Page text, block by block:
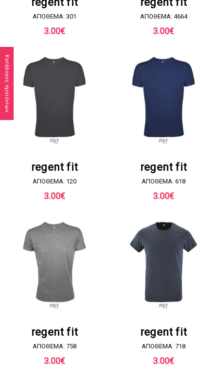
Κατάλογος προϊόντων
ΑΠΟΘΕΜΑ: 301
3.00€
ΑΠΟΘΕΜΑ: 4664
3.00€
regent fit
ΑΠΟΘΕΜΑ: 120
3.00€
regent fit
ΑΠΟΘΕΜΑ: 618
3.00€
regent fit
ΑΠΟΘΕΜΑ: 758
3.00€
regent fit
ΑΠΟΘΕΜΑ: 718
3.00€